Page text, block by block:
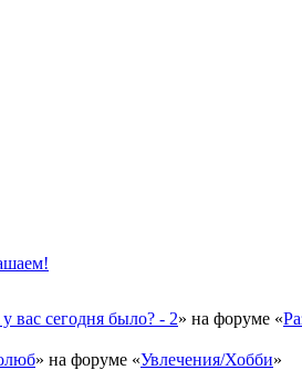
вас сегодня было? - 2» на форуме «
» на форуме «Увлечения/Хобби»